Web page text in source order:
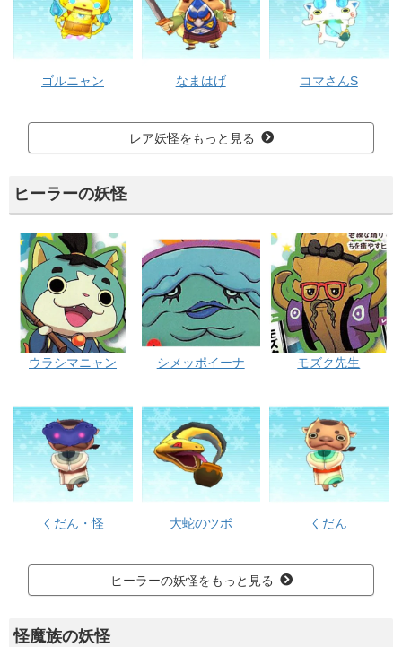
ゴルニャン なまはげ コマさんS
レア妖怪をもっと見る
ヒーラーの妖怪
ウラシマニャン シメッポイーナ モズク先生
くだん・怪 大蛇のツボ くだん
ヒーラーの妖怪をもっと見る
怪魔族の妖怪